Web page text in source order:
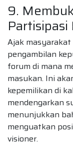
9.
Partisipasi
Ajak
pengambilan
forum di mana
masukan. Ini
kepemilikan di
mendengarkan
menunjukkan
menguatkan
visioner.